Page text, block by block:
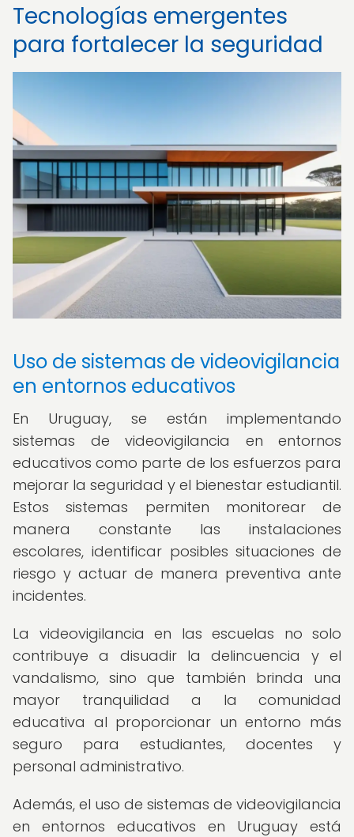
Tecnologías emergentes
para fortalecer la seguridad
Uso de sistemas de videovigilancia
en entornos educativos
En Uruguay, se están implementando
sistemas de videovigilancia en entornos
educativos como parte de los esfuerzos para
mejorar la seguridad y el bienestar estudiantil.
Estos sistemas permiten monitorear de
manera constante las instalaciones
escolares, identificar posibles situaciones de
riesgo y actuar de manera preventiva ante
incidentes.
La videovigilancia en las escuelas no solo
contribuye a disuadir la delincuencia y el
vandalismo, sino que también brinda una
mayor tranquilidad a la comunidad
educativa al proporcionar un entorno más
seguro para estudiantes, docentes y
personal administrativo.
Además, el uso de sistemas de videovigilancia
en entornos educativos en Uruguay está